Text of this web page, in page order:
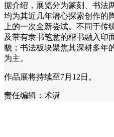
据介绍，展览分为篆刻、书法
均为其近几年潜心探索创作的
上的一次全新尝试。不同于
及带有隶书笔意的楷书融入印
貌；书法板块聚焦其深耕多年
为主。
作品展将持续至7月12日。
责任编辑：术潇